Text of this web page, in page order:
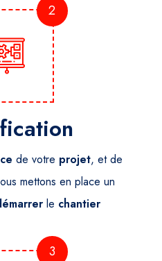
2
de votre projet, et de
mettons en place un
le chantier
3